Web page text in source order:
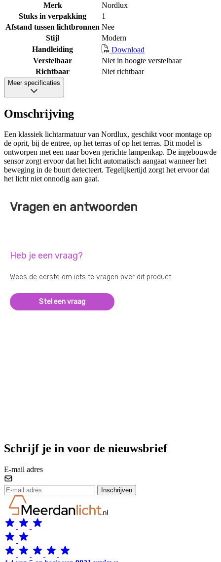
Merk
Nordlux
Stuks in verpakking
1
Afstand tussen lichtbronnen Nee
Stijl
Modern
Handleiding
Download
Verstelbaar
Niet in hoogte verstelbaar
Richtbaar
Niet richtbaar
Meer specificaties
Omschrijving
Een klassiek lichtarmatuur van Nordlux, geschikt voor montage op
de oprit, bij de entree, op het terras of op het terras. Dit model is
ontworpen met een naar boven gerichte lampenkap. De ingebouwde
sensor zorgt ervoor dat het licht automatisch aangaat wanneer het
beweging in de buurt detecteert. Tegelijkertijd zorgt het ervoor dat
het licht niet onnodig aan gaat.
Vragen en antwoorden
Heb je een vraag?
Wees de eerste om iets te vragen over dit product
Stel een vraag
Schrijf je in voor de nieuwsbrief
E-mail adres
Inschrijven